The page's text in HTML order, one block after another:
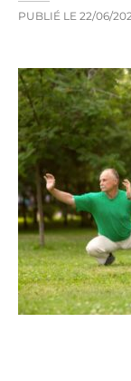
PUBLIÉ LE 22/06/